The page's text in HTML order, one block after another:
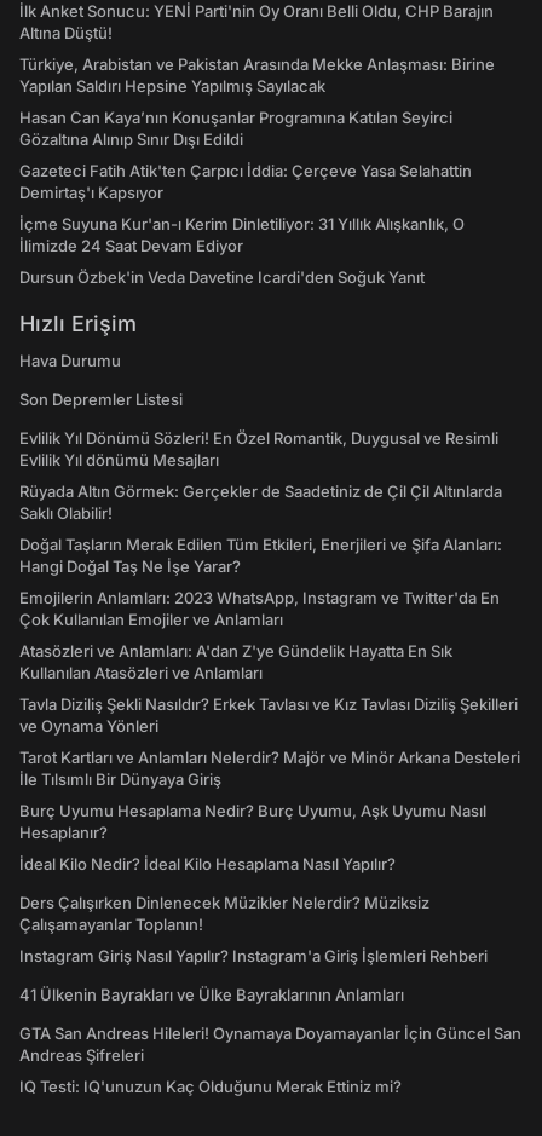
İlk Anket Sonucu: YENİ Parti'nin Oy Oranı Belli Oldu, CHP Barajın
Altına Düştü!
Türkiye, Arabistan ve Pakistan Arasında Mekke Anlaşması: Birine
Yapılan Saldırı Hepsine Yapılmış Sayılacak
Hasan Can Kaya’nın Konuşanlar Programına Katılan Seyirci
Gözaltına Alınıp Sınır Dışı Edildi
Gazeteci Fatih Atik'ten Çarpıcı İddia: Çerçeve Yasa Selahattin
Demirtaş'ı Kapsıyor
İçme Suyuna Kur'an-ı Kerim Dinletiliyor: 31 Yıllık Alışkanlık, O
İlimizde 24 Saat Devam Ediyor
Dursun Özbek'in Veda Davetine Icardi'den Soğuk Yanıt
Hızlı Erişim
Hava Durumu
Son Depremler Listesi
Evlilik Yıl Dönümü Sözleri! En Özel Romantik, Duygusal ve Resimli
Evlilik Yıl dönümü Mesajları
Rüyada Altın Görmek: Gerçekler de Saadetiniz de Çil Çil Altınlarda
Saklı Olabilir!
Doğal Taşların Merak Edilen Tüm Etkileri, Enerjileri ve Şifa Alanları:
Hangi Doğal Taş Ne İşe Yarar?
Emojilerin Anlamları: 2023 WhatsApp, Instagram ve Twitter'da En
Çok Kullanılan Emojiler ve Anlamları
Atasözleri ve Anlamları: A'dan Z'ye Gündelik Hayatta En Sık
Kullanılan Atasözleri ve Anlamları
Tavla Diziliş Şekli Nasıldır? Erkek Tavlası ve Kız Tavlası Diziliş Şekilleri
ve Oynama Yönleri
Tarot Kartları ve Anlamları Nelerdir? Majör ve Minör Arkana Desteleri
İle Tılsımlı Bir Dünyaya Giriş
Burç Uyumu Hesaplama Nedir? Burç Uyumu, Aşk Uyumu Nasıl
Hesaplanır?
İdeal Kilo Nedir? İdeal Kilo Hesaplama Nasıl Yapılır?
Ders Çalışırken Dinlenecek Müzikler Nelerdir? Müziksiz
Çalışamayanlar Toplanın!
Instagram Giriş Nasıl Yapılır? Instagram'a Giriş İşlemleri Rehberi
41 Ülkenin Bayrakları ve Ülke Bayraklarının Anlamları
GTA San Andreas Hileleri! Oynamaya Doyamayanlar İçin Güncel San
Andreas Şifreleri
IQ Testi: IQ'unuzun Kaç Olduğunu Merak Ettiniz mi?